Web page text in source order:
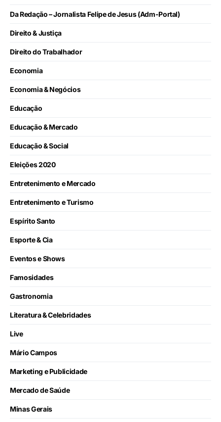
Da Redação – Jornalista Felipe de Jesus (Adm-Portal)
Direito & Justiça
Direito do Trabalhador
Economia
Economia & Negócios
Educação
Educação & Mercado
Educação & Social
Eleições 2020
Entretenimento e Mercado
Entretenimento e Turismo
Espírito Santo
Esporte & Cia
Eventos e Shows
Famosidades
Gastronomia
Literatura & Celebridades
Live
Mário Campos
Marketing e Publicidade
Mercado de Saúde
Minas Gerais